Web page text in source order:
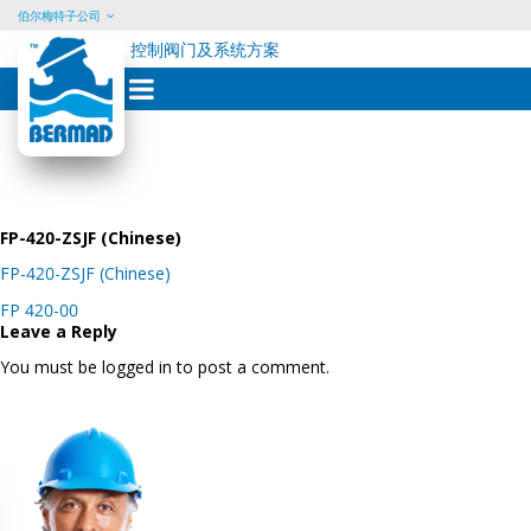
Skip
content
伯尔梅特子公司
控制阀门及系统方案
FP-420-ZSJF (Chinese)
FP-420-ZSJF (Chinese)
Post
navigation
FP 420-00
Leave a Reply
You must be logged in to post a comment.